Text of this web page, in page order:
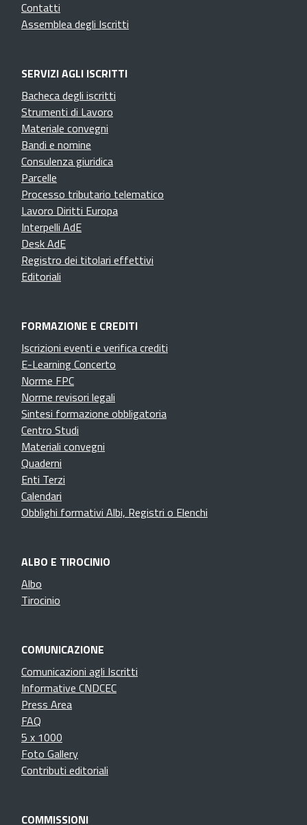
Contatti
Assemblea degli Iscritti
SERVIZI AGLI ISCRITTI
Bacheca degli iscritti
Strumenti di Lavoro
Materiale convegni
Bandi e nomine
Consulenza giuridica
Parcelle
Processo tributario telematico
Lavoro Diritti Europa
Interpelli AdE
Desk AdE
Registro dei titolari effettivi
Editoriali
FORMAZIONE E CREDITI
Iscrizioni eventi e verifica crediti
E-Learning Concerto
Norme FPC
Norme revisori legali
Sintesi formazione obbligatoria
Centro Studi
Materiali convegni
Quaderni
Enti Terzi
Calendari
Obblighi formativi Albi, Registri o Elenchi
ALBO E TIROCINIO
Albo
Tirocinio
COMUNICAZIONE
Comunicazioni agli Iscritti
Informative CNDCEC
Press Area
FAQ
5 x 1000
Foto Gallery
Contributi editoriali
COMMISSIONI